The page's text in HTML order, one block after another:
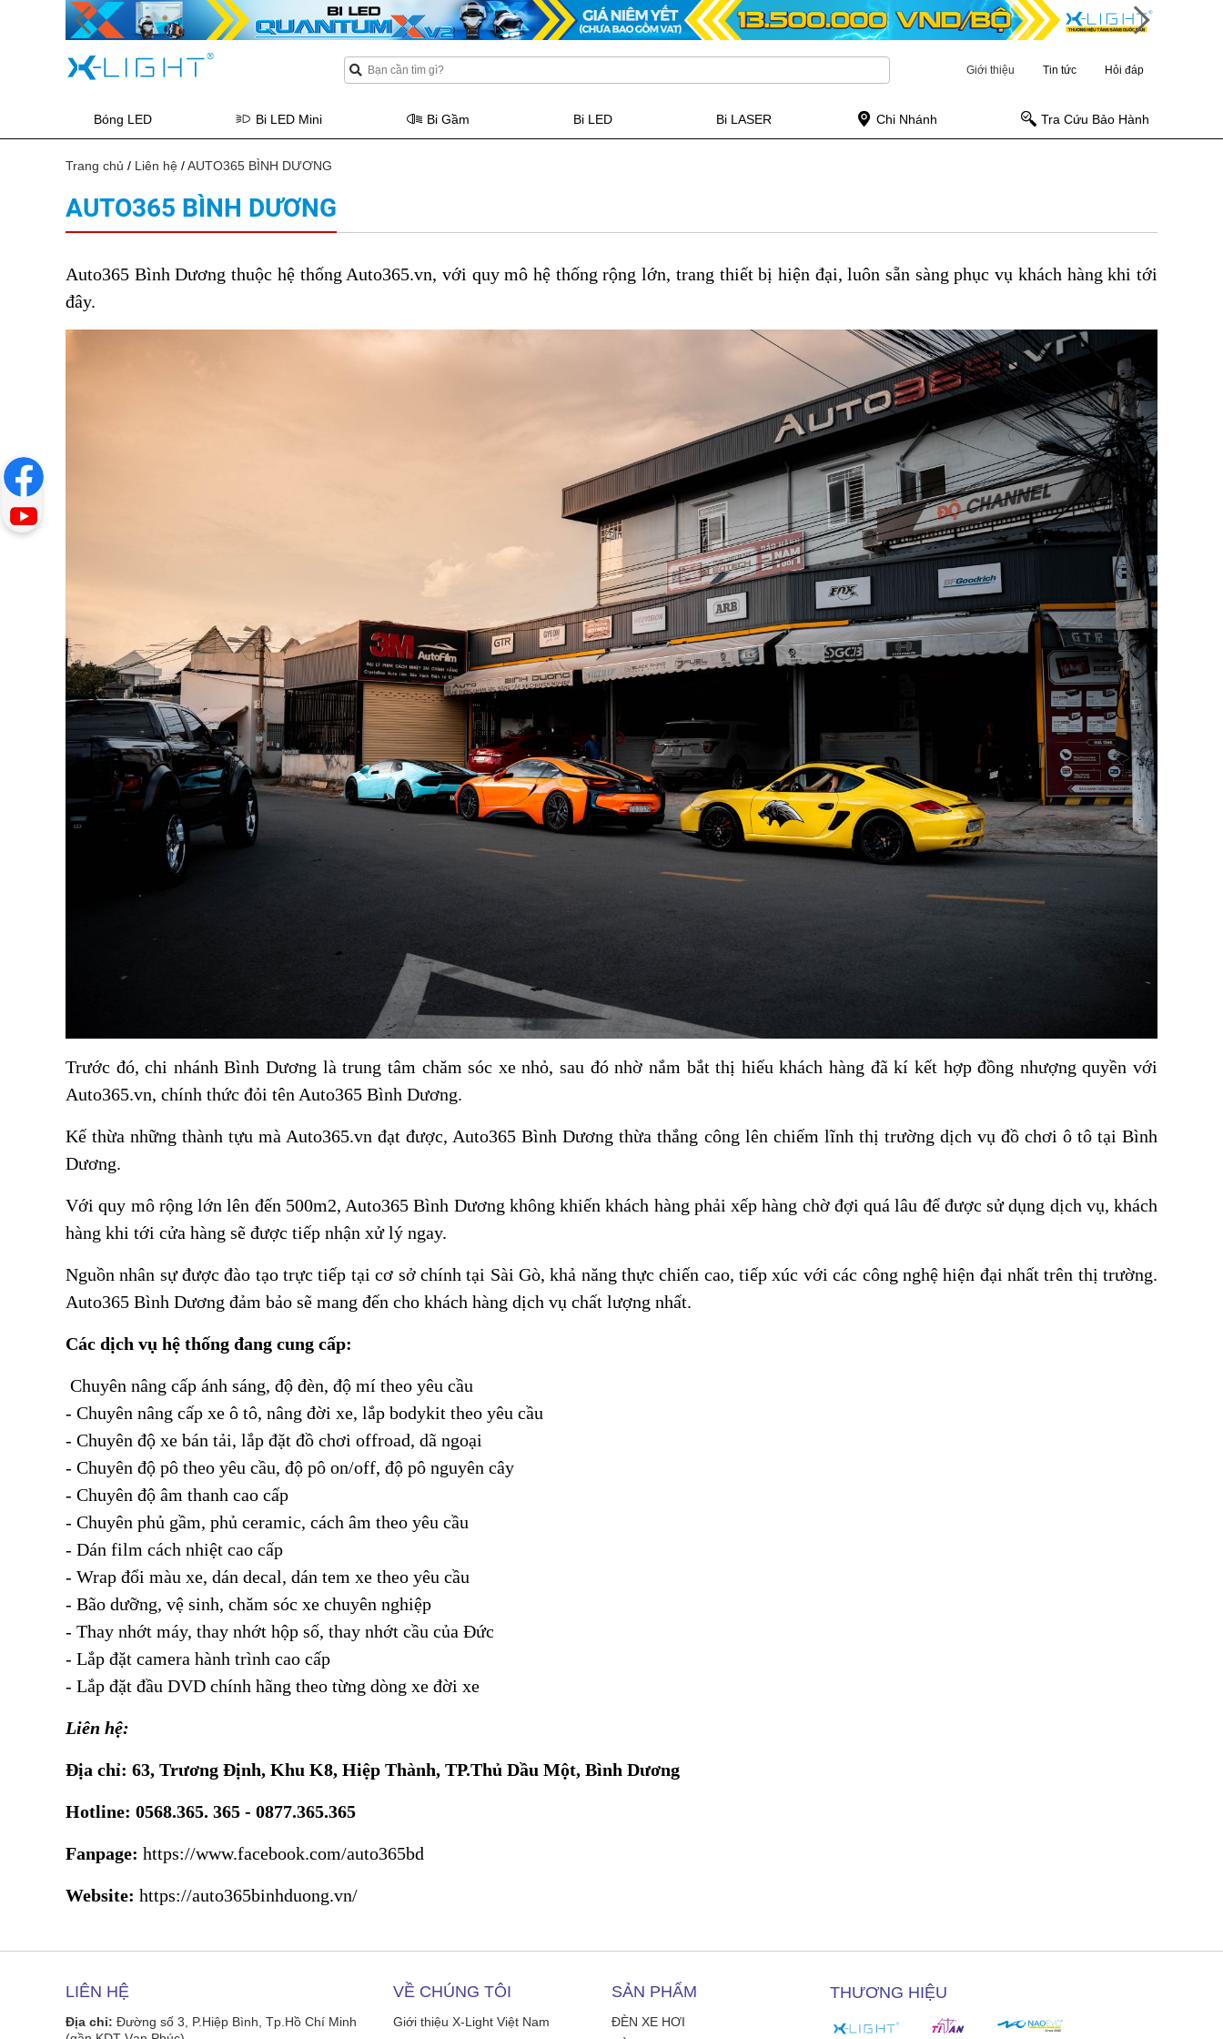
Giới thiệu Tin tức Hỏi đáp
Bóng LED Bi LED Mini Bi Gầm Bi LED Bi LASER Chi Nhánh Tra Cứu Bảo Hành
Trang chủ / Liên hệ /AUTO365 BÌNH DƯƠNG
AUTO365 BÌNH DƯƠNG
Auto365 Bình Dương thuộc hệ thống Auto365.vn, với quy mô hệ thống rộng lớn, trang thiết bị hiện đại, luôn sẵn sàng phục vụ khách hàng khi tới
đây.
Trước đó, chi nhánh Bình Dương là trung tâm chăm sóc xe nhỏ, sau đó nhờ nắm bắt thị hiếu khách hàng đã kí kết hợp đồng nhượng quyền với
Auto365.vn, chính thức đỏi tên Auto365 Bình Dương.
Kế thừa những thành tựu mà Auto365.vn đạt được, Auto365 Bình Dương thừa thắng công lên chiếm lĩnh thị trường dịch vụ đồ chơi ô tô tại Bình
Dương.
Với quy mô rộng lớn lên đến 500m2, Auto365 Bình Dương không khiến khách hàng phải xếp hàng chờ đợi quá lâu để được sử dụng dịch vụ, khách
hàng khi tới cửa hàng sẽ được tiếp nhận xử lý ngay.
Nguồn nhân sự được đào tạo trực tiếp tại cơ sở chính tại Sài Gò, khả năng thực chiến cao, tiếp xúc với các công nghệ hiện đại nhất trên thị trường.
Auto365 Bình Dương đảm bảo sẽ mang đến cho khách hàng dịch vụ chất lượng nhất.
Các dịch vụ hệ thống đang cung cấp:
Chuyên nâng cấp ánh sáng, độ đèn, độ mí theo yêu cầu
- Chuyên nâng cấp xe ô tô, nâng đời xe, lắp bodykit theo yêu cầu
- Chuyên độ xe bán tải, lắp đặt đồ chơi offroad, dã ngoại
- Chuyên độ pô theo yêu cầu, độ pô on/off, độ pô nguyên cây
- Chuyên độ âm thanh cao cấp
- Chuyên phủ gầm, phủ ceramic, cách âm theo yêu cầu
- Dán film cách nhiệt cao cấp
- Wrap đổi màu xe, dán decal, dán tem xe theo yêu cầu
- Bão dưỡng, vệ sinh, chăm sóc xe chuyên nghiệp
- Thay nhớt máy, thay nhớt hộp số, thay nhớt cầu của Đức
- Lắp đặt camera hành trình cao cấp
- Lắp đặt đầu DVD chính hãng theo từng dòng xe đời xe
Liên hệ:
Địa chỉ: 63, Trương Định, Khu K8, Hiệp Thành, TP.Thủ Dầu Một, Bình Dương
Hotline: 0568.365. 365 - 0877.365.365
Fanpage: https://www.facebook.com/auto365bd
Website: https://auto365binhduong.vn/
LIÊN HỆ
Địa chỉ: Đường số 3, P.Hiệp Bình, Tp.Hồ Chí Minh
VỀ CHÚNG TÔI
Giới thiệu X-Light Việt Nam
SẢN PHẨM
ĐÈN XE HƠI
THƯƠNG HIỆU